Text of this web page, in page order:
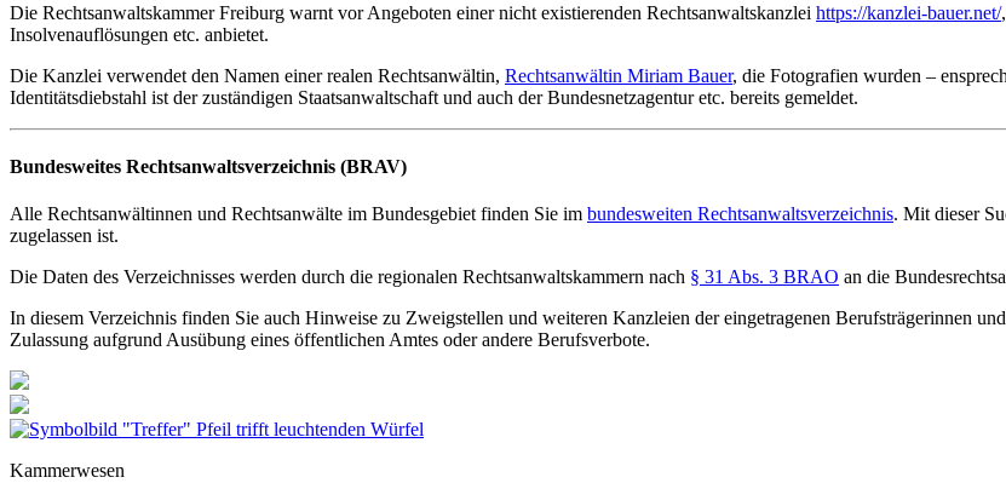
Die Rechtsanwaltskammer Freiburg warnt vor Angeboten einer nicht existierenden Rechtsanwaltskanzlei https://kanzlei-bauer.net/
Insolvenauflösungen etc. anbietet.
Die Kanzlei verwendet den Namen einer realen Rechtsanwältin, Rechtsanwältin Miriam Bauer, die Fotografien wurden –
Identitätsdiebstahl ist der zuständigen Staatsanwaltschaft und auch der Bundesnetzagentur etc. bereits gemeldet.
Bundesweites Rechtsanwaltsverzeichnis (BRAV)
Alle Rechtsanwältinnen und Rechtsanwälte im Bundesgebiet finden Sie im bundesweiten Rechtsanwaltsverzeichnis. Mit dieser
zugelassen ist.
Die Daten des Verzeichnisses werden durch die regionalen Rechtsanwaltskammern nach § 31 Abs. 3 BRAO an die
In diesem Verzeichnis finden Sie auch Hinweise zu Zweigstellen und weiteren Kanzleien der eingetragenen Berufsträgerinnen
Zulassung aufgrund Ausübung eines öffentlichen Amtes oder andere Berufsverbote.
Kammerwesen